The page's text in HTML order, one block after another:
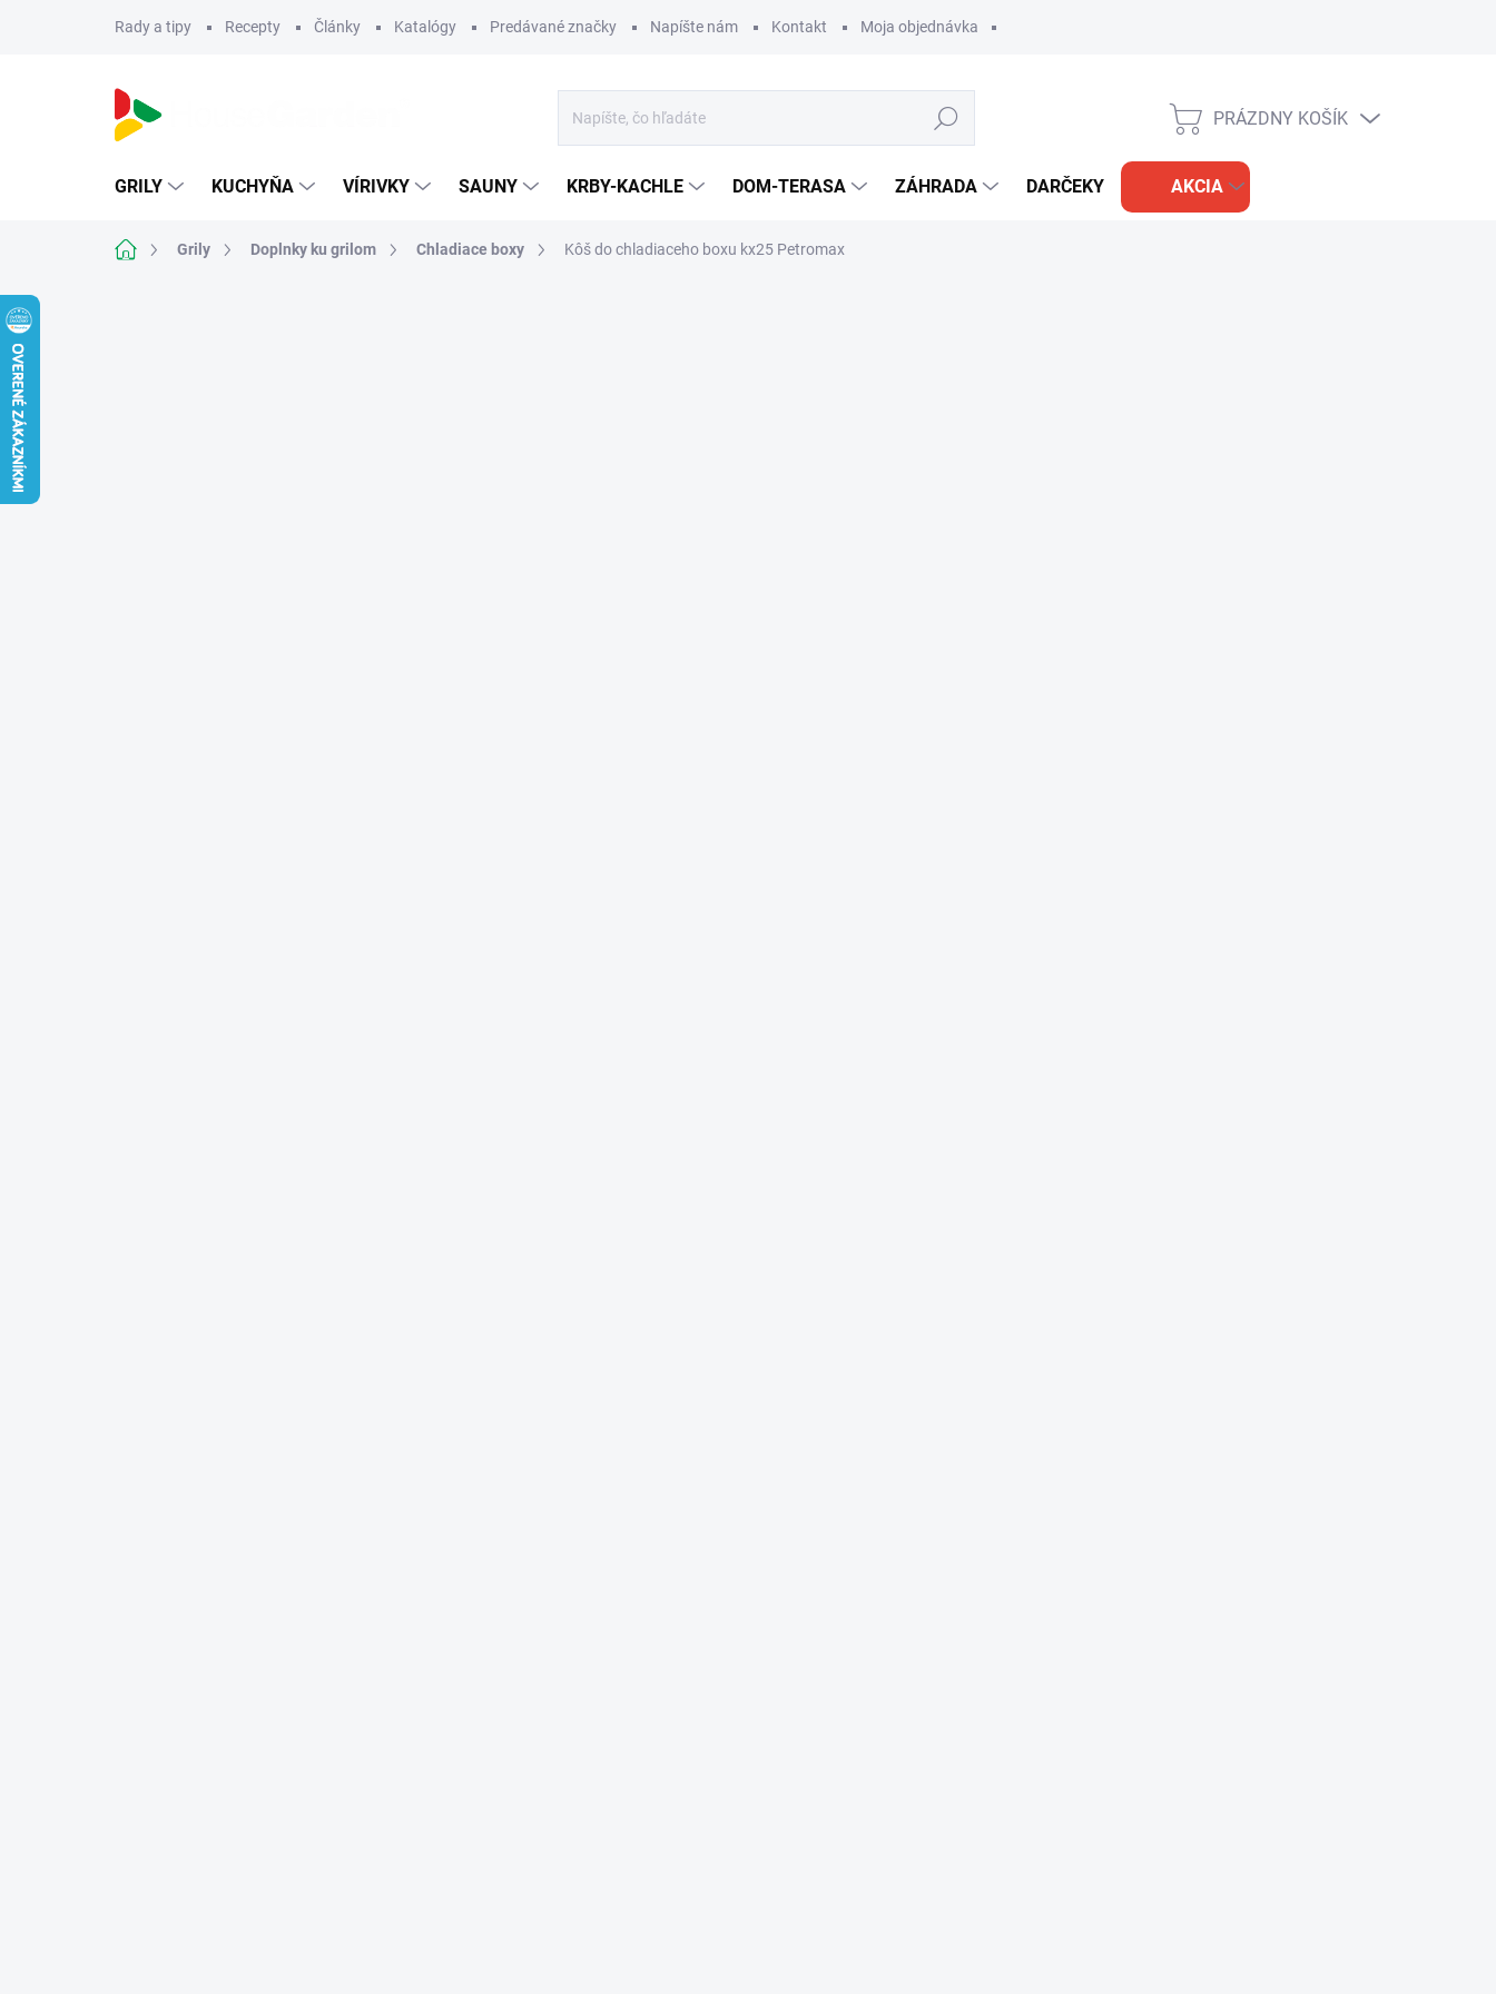
Rady a tipy Recepty Články Katalógy Predávané značky Napíšte nám Kontakt Moja objednávka
Hľadať
NÁKUPNÝ
PRÁZDNY KOŠÍK
GRILY KUCHYŇA VÍRIVKY SAUNY KRBY-KACHLE DOM-TERASA ZÁHRADA DARČEKY AKCIA
DomovGrily Doplnky ku grilom Chladiace boxy Kôš do chladiaceho boxu kx25 Petromax